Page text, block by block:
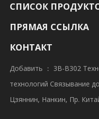
СПИСОК
ПРЯМАЯ ССЫЛКА
КОНТАКТ
Добавить ： 3B-B302
технологий Связывание
Цзяннин, Нанкин, Пр.